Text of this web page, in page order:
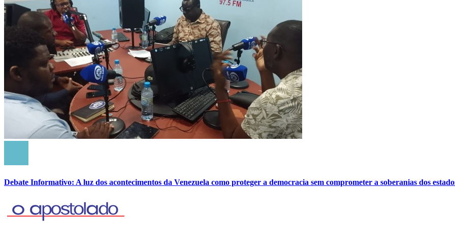
Debate Informativo: A luz dos acontecimentos da Venezuela como proteger a democracia sem comprometer a soberanias dos